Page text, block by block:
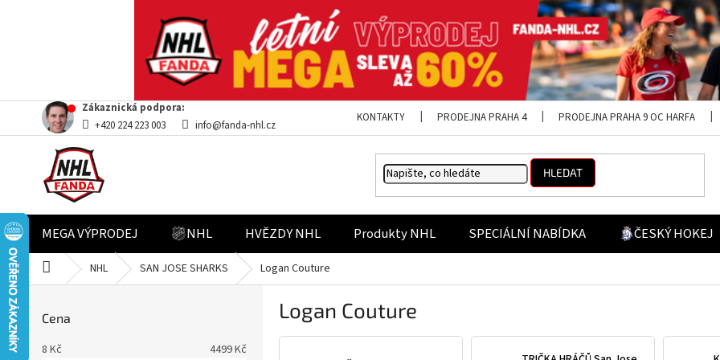
Přejít
obsah
Zákaznická podpora:
+420 224 223 003
info@fanda-nhl.cz
KONTAKTY PRODEJNA PRAHA 4 PRODEJNA PRAHA 9 OC HARFA
HLEDAT
MEGA VÝPRODEJ NHL HVĚZDY NHL Produkty NHL SPECIÁLNÍ NABÍDKA ČESKÝ HOKEJ
Domů NHL SAN JOSE SHARKS Logan Couture
Cena
8 Kč 4499Kč
Logan Couture